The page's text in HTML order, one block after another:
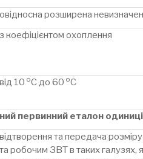
овідносна розширена
з коефіцієнтом охоплення
від 10 оС до 60 оС
первинний еталон одиниці
відтворення та передача
та робочим ЗВТ в таких галузях,